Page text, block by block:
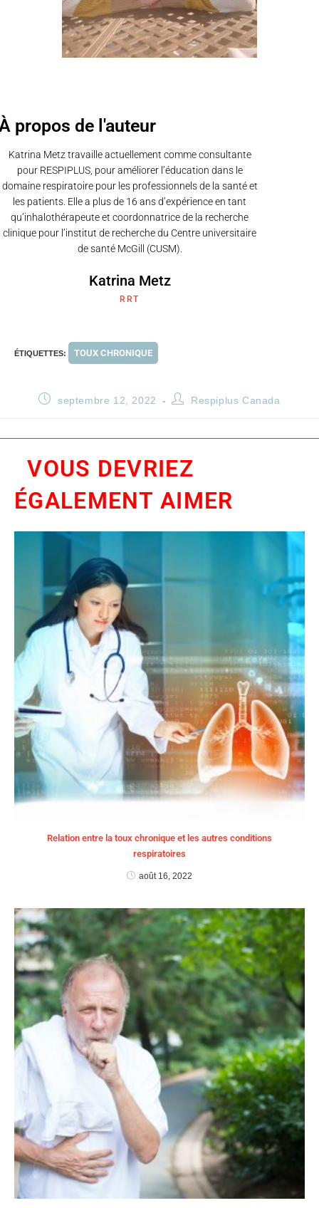
propos de l'auteur
Katrina Metz travaille actuellement comme consultante
pour RESPIPLUS, pour améliorer l’éducation dans le
domaine respiratoire pour les professionnels de la santé et
les patients. Elle a plus de 16 ans d’expérience en tant
qu’inhalothérapeute et coordonnatrice de la recherche
clinique pour l’institut de recherche du Centre universitaire
de santé McGill (CUSM).
Katrina Metz
RRT
ÉTIQUETTES: TOUX CHRONIQUE
septembre 12, 2022 Respiplus Canada
VOUS DEVRIEZ
ÉGALEMENT AIMER
Relation entre la toux chronique et les autres conditions
respiratoires
août 16, 2022